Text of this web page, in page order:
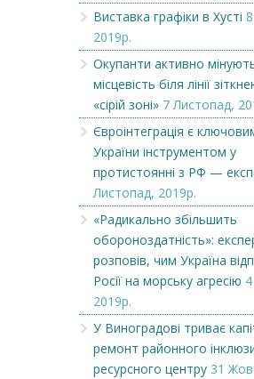
Виставка графіки в Хусті
2019р.
Окупанти активно
місцевість біля лінії
«сірій зоні» 7 Листопад,
Євроінтеграція є
України інструментом у
протистоянні з РФ —
Листопад, 2019р.
«Радикально збільшить
обороноздатність»:
розповів, чим Україна
Росії на морську агресію
2019р.
У Виноградові триває
ремонт районного
ресурсного центру 31